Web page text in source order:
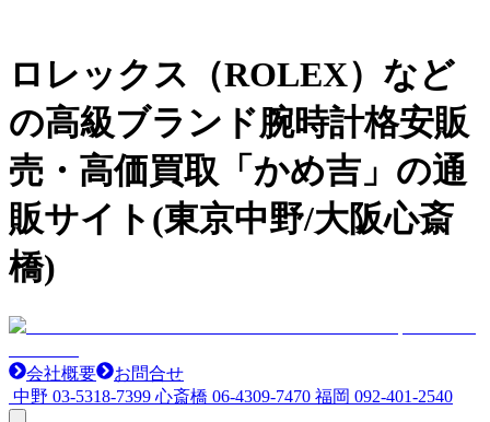
ロレックス（ROLEX）など
の高級ブランド腕時計格安販
売・高価買取「かめ吉」の通
販サイト(東京中野/大阪心斎
橋)
会社概要
お問合せ
中野 03-5318-7399 心斎橋 06-4309-7470 福岡 092-401-2540